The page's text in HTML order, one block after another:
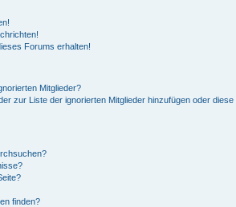
Forums erhalten!
Mitglieder?
zur Liste der ignorierten Mitglieder hinzufügen oder
finden?